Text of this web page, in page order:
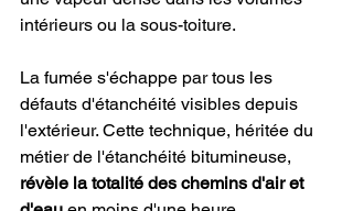
intérieurs ou la sous-toiture.
La fumée s'échappe par tous les
défauts d'étanchéité visibles depuis
l'extérieur. Cette technique, héritée du
métier de l'étanchéité bitumineuse,
révèle la totalité des chemins d'air et